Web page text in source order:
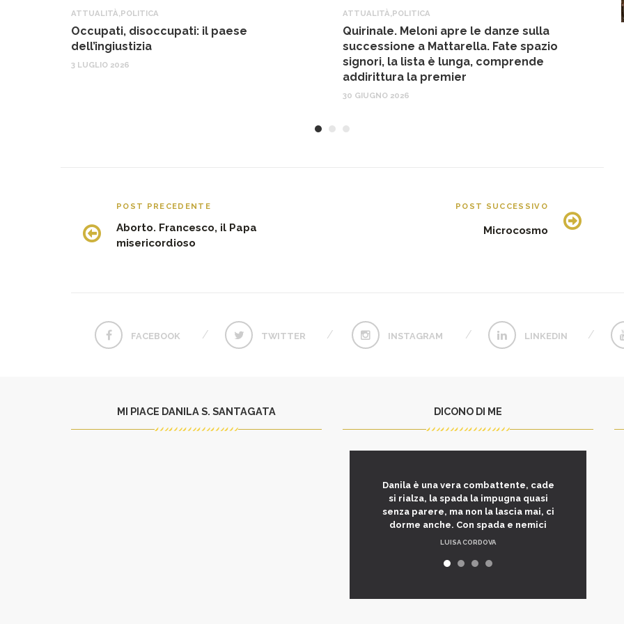
ATTUALITÀ,POLITICA
Occupati, disoccupati: il paese
dell’ingiustizia
3 LUGLIO 2026
ATTUALITÀ,POLITICA
Quirinale. Meloni apre le danze sulla
successione a Mattarella. Fate spazio
signori, la lista è lunga, comprende
addirittura la premier
30 GIUGNO 2026
POST PRECEDENTE
Aborto. Francesco, il Papa
misericordioso
POST SUCCESSIVO
Microcosmo
FACEBOOK TWITTER INSTAGRAM LINKEDIN
MI PIACE DANILA S. SANTAGATA DICONO DI ME
Danila è una vera combattente, cade
si rialza, la spada la impugna quasi
senza parere, ma non la lascia mai, ci
dorme anche. Con spada e nemici
LUISA CORDOVA